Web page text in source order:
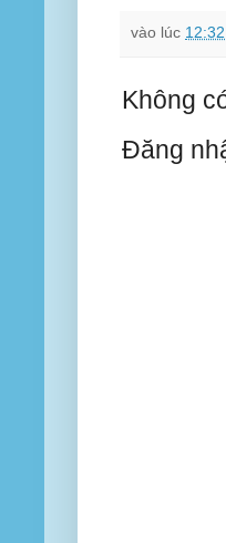
vào lúc 12:32
Không
Đăng